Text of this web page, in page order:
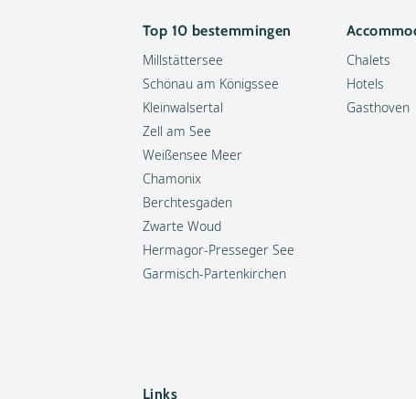
Top 10 bestemmingen
Millstättersee
Schönau am Königssee
Kleinwalsertal
Zell am See
Weißensee Meer
Chamonix
Berchtesgaden
Zwarte Woud
Hermagor-Presseger See
Garmisch-Partenkirchen
Chalets
Hotels
Gasthoven
Links